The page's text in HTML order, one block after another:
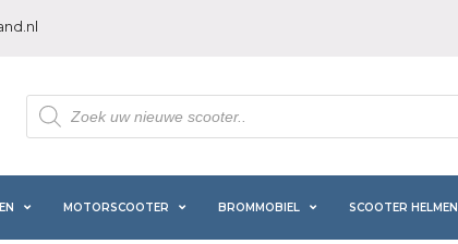
Producten
zoeken
MOTORSCOOTER BROMMOBIEL SCOOTER HELMEN